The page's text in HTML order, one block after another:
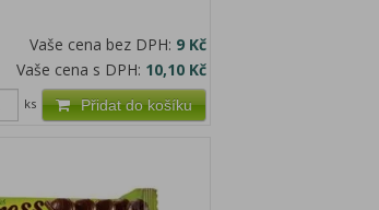
Vaše cena bez DPH: 9 Kč
Vaše cena s DPH: 10,10 Kč
Přidat do košíku
ks